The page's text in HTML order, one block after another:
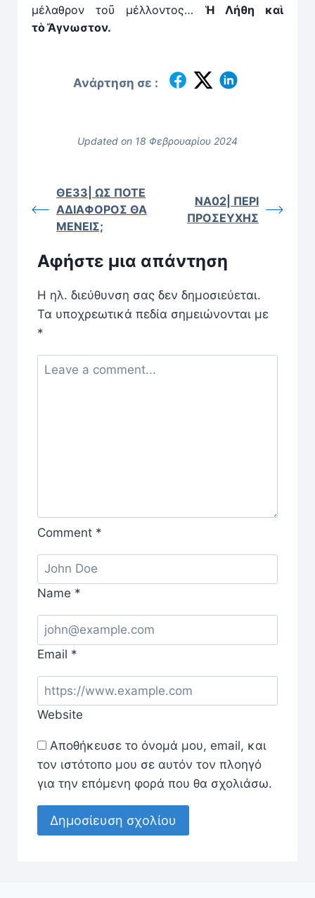
μέλαθρον τοῦ μέλλοντος… Ἡ Λήθη καὶ
τὸἌγνωστον.
Ανάρτηση σε :
Updated on 18 Φεβρουαρίου 2024
ΘΕ33| ΩΣ ΠΟΤΕ
ΑΔΙΑΦΟΡΟΣ ΘΑ
ΜΕΝΕΙΣ;
ΝΑ02| ΠΕΡΙ
ΠΡΟΣΕΥΧΗΣ
Αφήστε μια απάντηση
Η ηλ. διεύθυνση σας δεν δημοσιεύεται.
Τα υποχρεωτικά πεδία σημειώνονται με
*
Comment *
Name *
Email *
Website
Αποθήκευσε το όνομά μου, email, και
τον ιστότοπο μου σε αυτόν τον πλοηγό
για την επόμενη φορά που θα σχολιάσω.